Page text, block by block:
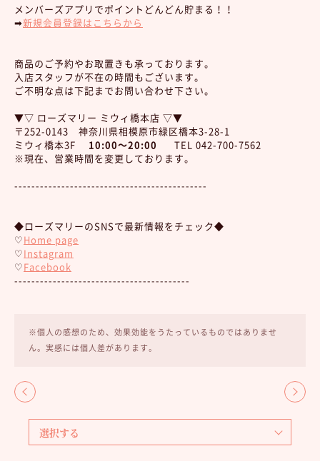
メンバーズアプリでポイントどんどん貯まる！！
➡︎新規会員登録はこちらから
商品のご予約やお取置きも承っております。
入店スタッフが不在の時間もございます。
ご不明な点は下記までお問い合わせ下さい。
▼▽ ローズマリー ミウィ橋本店 ▽▼
〒252-0143 神奈川県相模原市緑区橋本3-28-1
ミウィ橋本3F 10:00～20:00
TEL 042-700-7562
※現在、営業時間を変更しております。
---------------------------------------------
◆ローズマリーのSNSで最新情報をチェック◆
♡Home page
♡Instagram
♡Facebook
-----------------------------------------
※個人の感想のため、効果効能をうたっているものではありませ
ん。実感には個人差があります。